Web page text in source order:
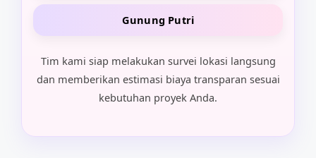
Gunung Putri
Tim kami siap melakukan survei lokasi langsung
dan memberikan estimasi biaya transparan sesuai
kebutuhan proyek Anda.